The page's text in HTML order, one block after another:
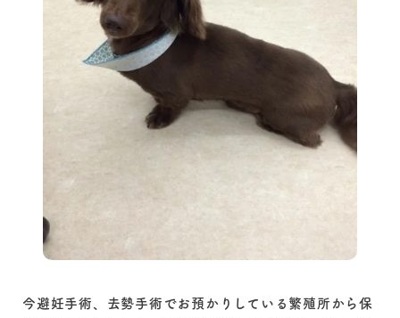
今避妊手術、去勢手術でお預かりしている繁殖所から保